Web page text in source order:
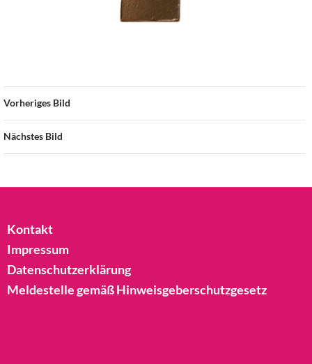
Vorheriges Bild
Nächstes Bild
Kontakt
Impressum
Datenschutzerklärung
Meldestelle gemäß Hinweisgeberschutzgesetz